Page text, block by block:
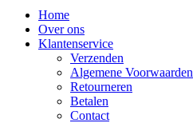
Home
Over ons
Klantenservice
Verzenden
Algemene Voorwaarden
Retourneren
Betalen
Contact